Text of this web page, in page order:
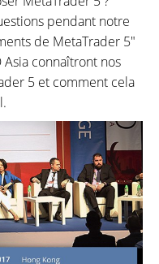
pendant notre
de MetaTrader 5"
connaîtront nos
5 et comment cela